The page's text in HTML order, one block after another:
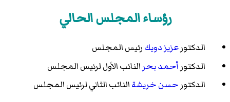
رؤساء المجلس الحالي
الدكتورعزيز دويكرئيس المجلس
الدكتور أحمد بحر النائب الأول لرئيس المجلس
الدكتورحسن خريشةالنائب الثاني لرئيس المجلس